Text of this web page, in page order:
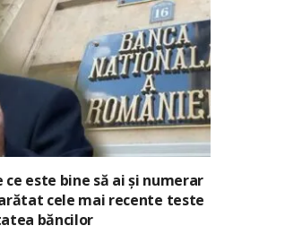
ce este bine să ai și numerar
arătat cele mai recente teste
băncilor